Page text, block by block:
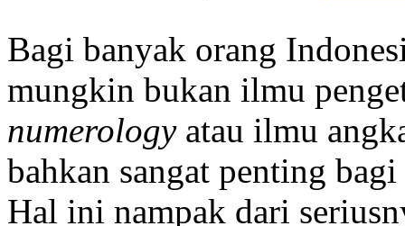
Bagi banyak orang
mungkin bukan ilmu
numerologyatau ilmu
bahkan sangat penting
Hal ini nampak dari